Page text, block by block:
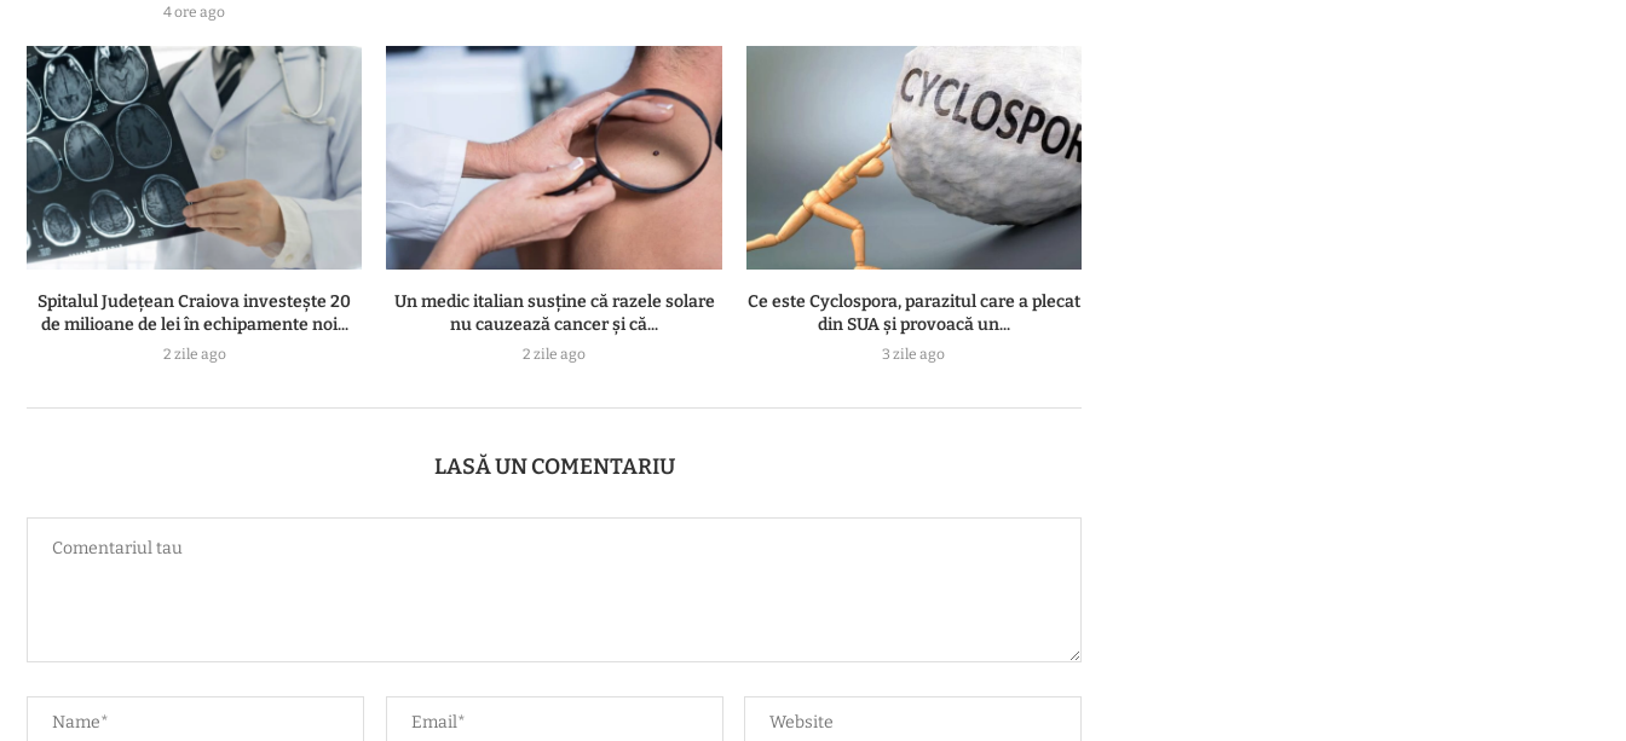
4 ore ago
Spitalul Județean Craiova investește 20
de milioane de lei în echipamente noi...
2 zile ago
Un medic italian susține că razele solare
nu cauzează cancer și că...
2 zile ago
Ce este Cyclospora, parazitul care a plecat
din SUA și provoacă un...
3 zile ago
LASĂ UN COMENTARIU